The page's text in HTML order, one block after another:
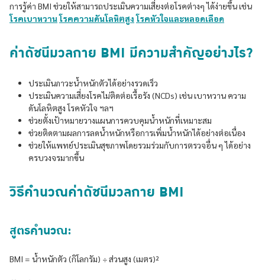
การรู้ค่า BMI ช่วยให้สามารถประเมินความเสี่ยงต่อโรคต่างๆ ได้ง่ายขึ้น เช่น
โรคเบาหวานโรคความดันโลหิตสูง โรคหัวใจและหลอดเลือด
ค่าดัชนีมวลกาย BMI มีความสำคัญอย่างไร?
ประเมินภาวะน้ำหนักตัวได้อย่างรวดเร็ว
ประเมินความเสี่ยงโรคไม่ติดต่อเรื้อรัง (NCDs) เช่น เบาหวาน ความ
ดันโลหิตสูง โรคหัวใจ ฯลฯ
ช่วยตั้งเป้าหมายวางแผนการควบคุมน้ำหนักที่เหมาะสม
ช่วยติดตามผลการลดน้ำหนักหรือการเพิ่มน้ำหนักได้อย่างต่อเนื่อง
ช่วยให้แพทย์ประเมินสุขภาพโดยรวมร่วมกับการตรวจอื่น ๆ ได้อย่าง
ครบวงจรมากขึ้น
วิธีคำนวณค่าดัชนีมวลกาย BMI
สูตรคำนวณ:
BMI = น้ำหนักตัว (กิโลกรัม) ÷ ส่วนสูง (เมตร)²